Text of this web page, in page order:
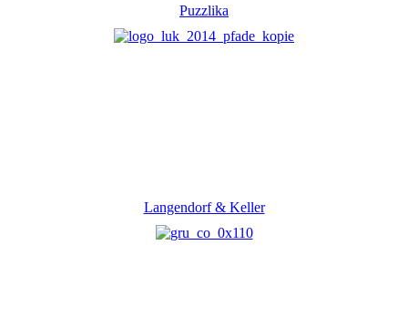
Puzzlika
Langendorf & Keller